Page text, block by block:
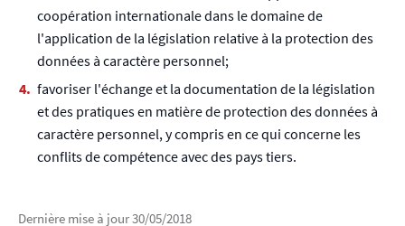
coopération internationale dans le domaine de
l'application de la législation relative à la protection des
données à caractère personnel;
favoriser l'échange et la documentation de la législation
et des pratiques en matière de protection des données à
caractère personnel, y compris en ce qui concerne les
conflits de compétence avec des pays tiers.
Dernière mise à jour30/05/2018